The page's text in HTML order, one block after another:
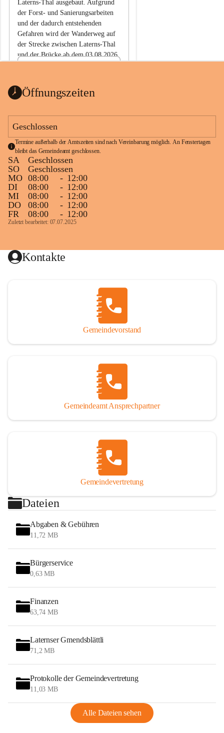
Laterns-Thal ausgebaut. Aufgrund
der Forst- und Sanierungsarbeiten
und der dadurch entstehenden
Gefahren wird der Wanderweg auf
der Strecke zwischen Laterns-Thal
und der Brücke ab dem 03.08.2026
ht
1 Seite•0,1 MB
Öffnungszeiten
Geschlossen
Termine außerhalb der Amtszeiten sind nach Vereinbarung möglich. An Fenstertagen
bleibt das Gemeindeamt geschlossen.
SA
Geschlossen
SO
Geschlossen
MO 08:00 - 12:00
DI
08:00 - 12:00
MI
08:00 - 12:00
DO
08:00 - 12:00
FR
08:00 - 12:00
Zuletzt bearbeitet: 07.07.2025
Kontakte
Gemeindevorstand
Gemeindeamt Ansprechpartner
Gemeindevertretung
Dateien
Abgaben & Gebühren
11,72 MB
Bürgerservice
0,63 MB
Finanzen
63,74 MB
Laternser Gmendsblättli
71,2 MB
Protokolle der Gemeindevertretung
11,03 MB
Alle Dateien sehen